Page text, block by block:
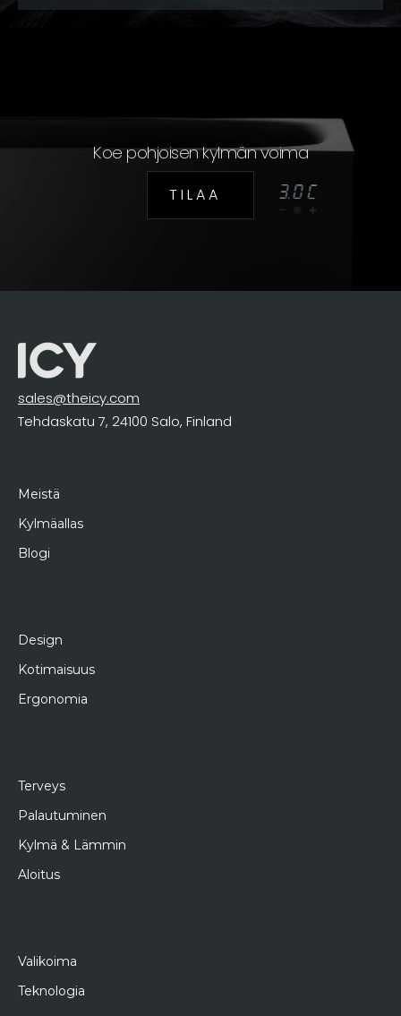
Koe pohjoisen kylmän voima
T I L A A
sales@theicy.com
Tehdaskatu 7, 24100 Salo, Finland
Meistä
Kylmäallas
Blogi
Design
Kotimaisuus
Ergonomia
Terveys
Palautuminen
Kylmä & Lämmin
Aloitus
Valikoima
Teknologia